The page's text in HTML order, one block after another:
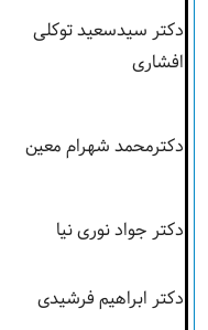
دکتر سیدسعید توکلی
افشاری
دکترمحمد شهرام معین
دکتر جواد نوری نیا
دکتر ابراهیم فرشیدی